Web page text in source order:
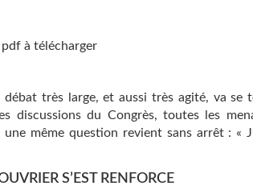
à télécharger
débat très large, et aussi très agité, va se
discussions du Congrès, toutes les
même question revient sans arrêt : «
S’EST RENFORCE